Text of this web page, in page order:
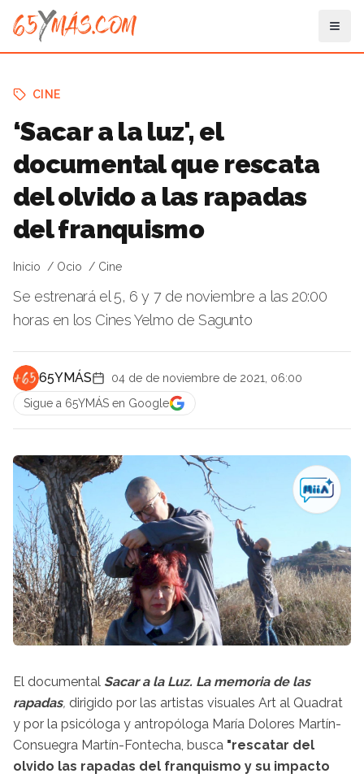
CINE
‘Sacar a la luz', el
documental que rescata
del olvido a las rapadas
del franquismo
Inicio Ocio Cine
Se estrenará el 5, 6 y 7 de noviembre a las 20:00
horas en los Cines Yelmo de Sagunto
65YMÁS
04 de de noviembre de 2021, 06:00
Sigue a 65YMÁS en Google
El documental Sacar a la Luz. La memoria de las
rapadas, dirigido por las artistas visuales Art al Quadrat
y por la psicóloga y antropóloga María Dolores Martín-
Consuegra Martín-Fontecha, busca "rescatar del
olvido las rapadas del franquismo y su impacto